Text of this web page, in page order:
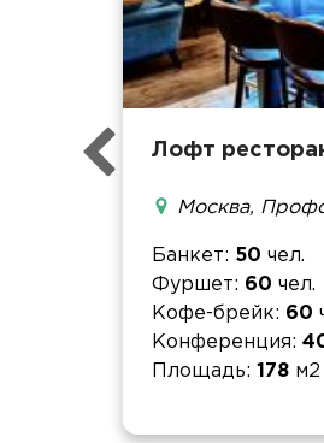
Лофт
Москва,
Банкет 50 чел.
Фуршет
60 чел.
Кофе-брейк
60
Конференция
Площадь
178 м2